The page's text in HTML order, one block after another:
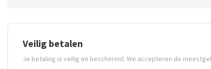
Veilig betalen
Je betaling is veilig en beschermd. We accepteren de